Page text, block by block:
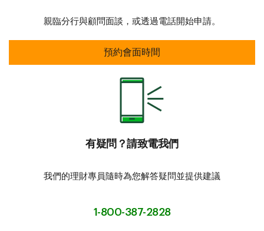
親臨分行與顧問面談，或透過電話開始申請。
預約會面時間
預約會面時間
有疑問？請致電我們
我們的理財專員隨時為您解答疑問並提供建議
1-800-387-2828